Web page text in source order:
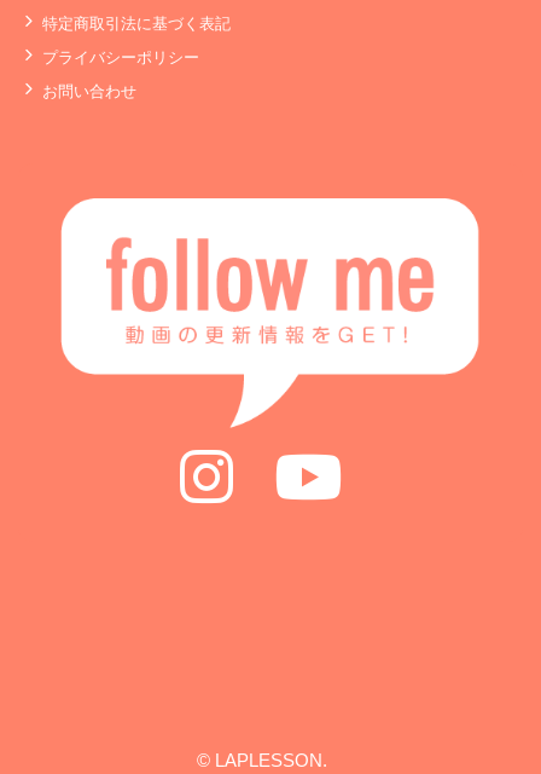
特定商取引法に基づく表記
プライバシーポリシー
お問い合わせ
© LAPLESSON.